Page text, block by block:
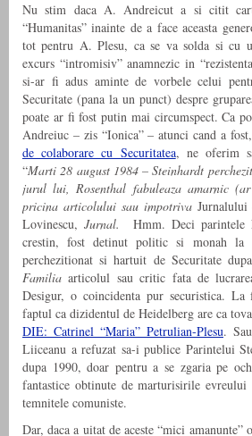
Nu stim daca A. Andreicut a si citit
“Humanitas” inainte de a face aceasta
tot pentru A. Plesu, ca se va solda si cu
excurs “intromisiv” anamnezic in
si-ar fi adus aminte de vorbele celui
Securitate (pana la un punct) despre
poate ar fi fost putin mai circumspect. Ca
Andreiuc – zis “Ionica” – atunci cand a
de colaborare cu Securitatea, ne oferim
“Marti 28 august 1984 – Steinhardt
jurul lui, Rosenthal fabuleaza amarnic
pricina articolului sau impotriva
Lovinescu, Jurnal. Hmm. Deci
crestin, fost detinut politic si monah la
perchezitionat si hartuit de Securitate
Familia articolul sau critic fata de
Desigur, o coincidenta pur securistica.
faptul ca dizidentul de Heidelberg are ca
DIE: Catrinel “Maria” Petrulian-Plesu.
Liiceanu a refuzat sa-i publice Parintelui
dupa 1990, doar pentru a se zgaria pe
fantastice obtinute de marturisirile
temnitele comuniste.
Dar, daca a uitat de aceste “mici